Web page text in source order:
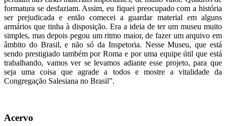
formatura se desfaziam. Assim, eu fiquei preocupado com a história
ser prejudicada e então comecei a guardar material em alguns
armários que tinha à disposição. Era a ideia de ter um museu muito
simples, mas depois pegou um ritmo maior, de fazer um arquivo em
âmbito do Brasil, e não só da Inspetoria. Nesse Museu, que está
sendo prestigiado também por Roma e por uma equipe útil que está
trabalhando, vamos ver se levamos adiante esse projeto, para que
seja uma coisa que agrade a todos e mostre a vitalidade da
Congregação Salesiana no Brasil”.
Acervo